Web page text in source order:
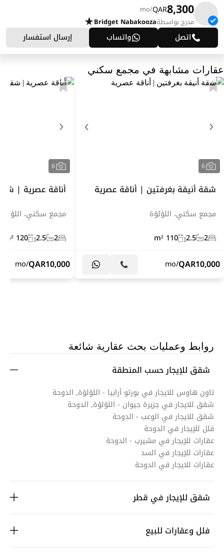
8,300
QAR
/mo
مدرج بواسطةBridget Nabakooza
اتصل واتساب إرسال استفسار
عقارات مشابهة في مجمع سكني
6
شقة أنيقة بغرفتين | أناقة عصرية
مجمع سكني، اللؤلؤة
2
2.5
110 m²
10,000
QAR
/mo
6
أناقة عصرية |
مجمع سكني، اللؤلؤة
2
2.5
120 m²
10,000
QAR
/mo
روابط وعمليات بحث عقارية شائعة
شقق للإيجار حسب المنطقة
تاون هاوس للايجار في بورتو أرابيا - اللؤلؤة, الدوحة
شقق للايجار في جزيرة جيوان - اللؤلؤة, الدوحة
شقق للايجار في الوعب - الدوحة
فلل للإيجار في الدوحة
عقارات للإيجار في مشيرب - الدوحة
عقارات للإيجار في السد
عقارات للايجار في الدوحة
شقق للإيجار في قطر
فلل وعقارات للبيع